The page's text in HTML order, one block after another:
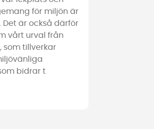
för miljön är
Det är också därför
vårt urval från
som tillverkar
bidrar t